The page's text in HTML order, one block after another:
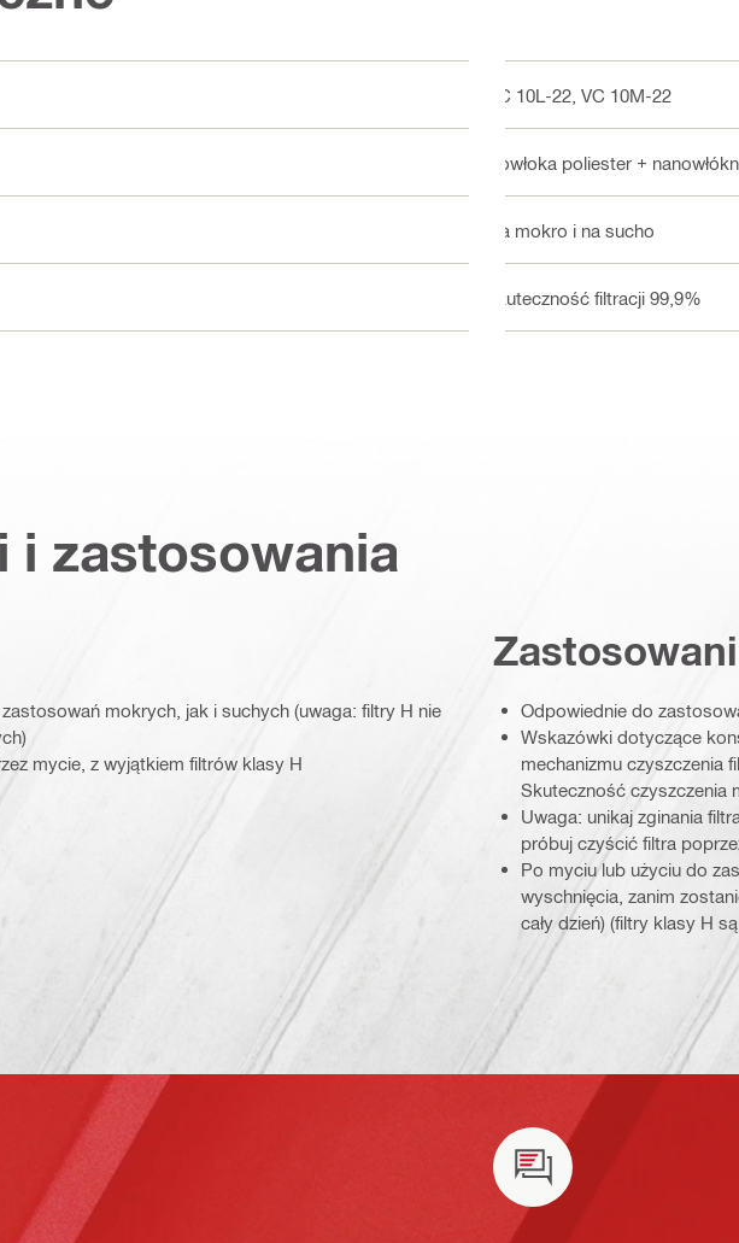
VC 10L-22, VC 10M-22
Powłoka poliester +
Na mokro i na sucho
skuteczność filtracji 99,9%
i zastosowania
mokrych, jak i suchych (uwaga: filtry H nie
mycie, z wyjątkiem filtrów klasy H
Odpowiednie do
Wskazówki dotyczące
mechanizmu czyszczenia
Skuteczność czyszczenia
Uwaga: unikaj zginania
próbuj czyścić filtra
Po myciu lub użyciu do
wyschnięcia, zanim
cały dzień) (filtry klasy H